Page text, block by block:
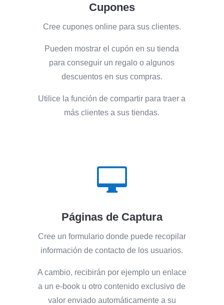
Cupones
Cree cupones online para sus clientes.
Pueden mostrar el cupón en su tienda
para conseguir un regalo o algunos
descuentos en sus compras.
Utilice la función de compartir para traer a
más clientes a sus tiendas.

Páginas de Captura
Cree un formulario donde puede recopilar
información de contacto de los usuarios.
A cambio, recibirán por ejemplo un enlace
a un e-book u otro contenido exclusivo de
valor enviado automáticamente a su